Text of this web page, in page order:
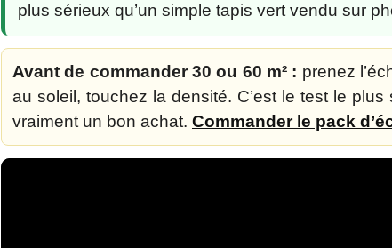
plus sérieux qu’un simple tapis vert vendu sur
Avant de commander 30 ou 60 m² : prenez
au soleil, touchez la densité. C’est le test le
vraiment un bon achat. Commander le pack